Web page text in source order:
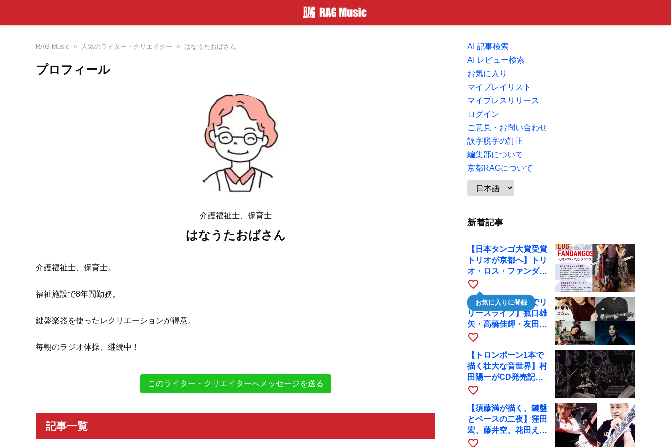
RAG Music 人気のライター・クリエイター はなうたおばさん
プロフィール
介護福祉士、保育士
はなうたおばさん
介護福祉士、保育士。
福祉施設で8年間勤務。
鍵盤楽器を使ったレクリエーションが得意。
毎朝のラジオ体操、継続中！
このライター・クリエイターへメッセージを送る
記事一覧
AI 記事検索
AI レビュー検索
お気に入り
マイプレイリスト
マイプレスリリース
ログイン
ご意見・お問い合わせ
誤字脱字の訂正
編集部について
京都RAGについて
新着記事
【日本タンゴ大賞受賞
トリオが京都へ】トリ
オ・ロス・ファンダン
ゴスが10月9日にRAG
で公演
favorite_border
お気に入りに登録
【川口千里、京都でリ
リースライブ】菰口雄
矢・高橋佳輝・友田ジ
ュンと9月28日にRAG
favorite_border
【トロンボーン1本で
描く壮大な音世界】村
田陽一がCD発売記念
ツアーで9月4日に京
favorite_border
【須藤満が描く、鍵盤
とベースの二夜】窪田
宏、藤井空、花田えみ
と京都RAGで共演
favorite_border